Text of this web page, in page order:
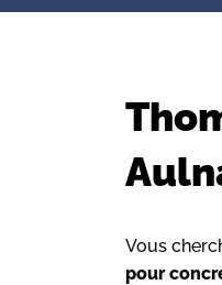
Vous
pour